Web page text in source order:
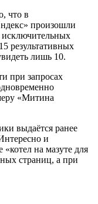
что в
произошли
исключительных
результативных
лишь 10.
при запросах
«Митина
выдаётся ранее
и
на мазуте для
страниц, а при